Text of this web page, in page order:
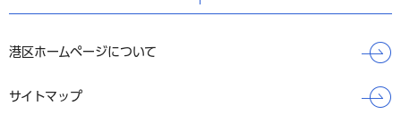
港区ホームページについて
サイトマップ